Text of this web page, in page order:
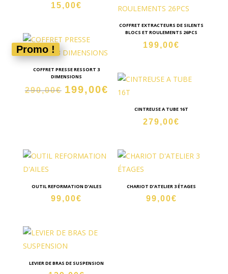
15,00€
COFFRET EXTRACTEURS DE SILENTS
BLOCS ET ROULEMENTS 26PCS
199,00€
Promo !
COFFRET PRESSE RESSORT 3
DIMENSIONS
290,00€ Le
199,00€ Le
CINTREUSE A TUBE 16T
279,00€
OUTIL REFORMATION D’AILES
99,00€
CHARIOT D’ATELIER 3 ÉTAGES
99,00€
LEVIER DE BRAS DE SUSPENSION